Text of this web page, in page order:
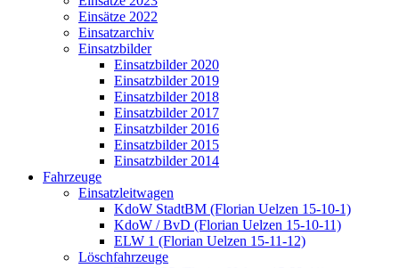
Einsätze 2022
Einsatzarchiv
Einsatzbilder
Einsatzbilder 2020
Einsatzbilder 2019
Einsatzbilder 2018
Einsatzbilder 2017
Einsatzbilder 2016
Einsatzbilder 2015
Einsatzbilder 2014
Fahrzeuge
Einsatzleitwagen
KdoW StadtBM (Florian Uelzen 15-10-1)
KdoW / BvD (Florian Uelzen 15-10-11)
ELW 1 (Florian Uelzen 15-11-12)
Löschfahrzeuge